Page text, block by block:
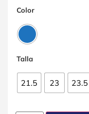
Color
Talla
21.5 23 23.5